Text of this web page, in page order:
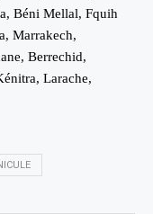
Béni Mellal, Fquih
Marrakech,
Berrechid,
Larache,